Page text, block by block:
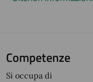
Competenze
Si occupa di